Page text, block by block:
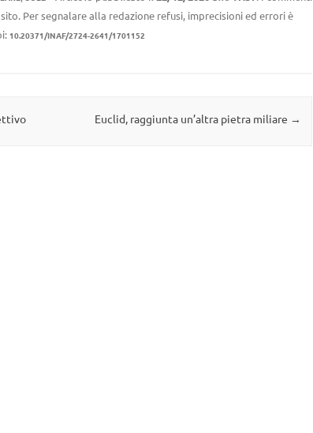
Per segnalare alla redazione refusi, imprecisioni ed errori è
10.20371/INAF/2724-2641/1701152
Euclid, raggiunta un’altra pietra miliare →